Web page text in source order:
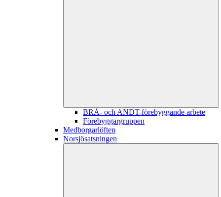
BRÅ- och ANDT-förebyggande arbete
Förebyggargruppen
Medborgarlöften
Norsjösatsningen